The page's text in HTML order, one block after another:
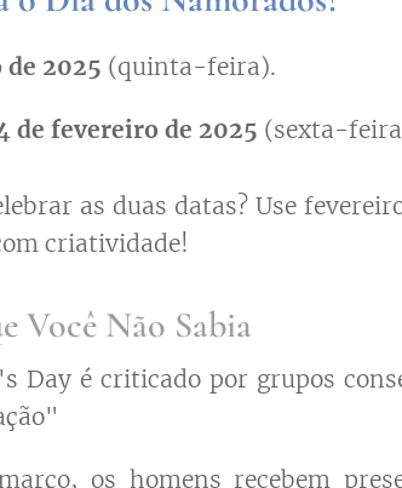
de 2025 (quinta-feira).
de fevereiro de 2025 (sexta-
as duas datas? Use
criatividade!
Você Não Sabia
Day é criticado por grupos
os homens recebem